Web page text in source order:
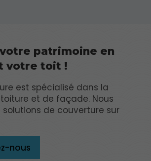
patrimoine en
votre toit !
est spécialisé dans la
et de façade. Nous
solutions de couverture sur
nous